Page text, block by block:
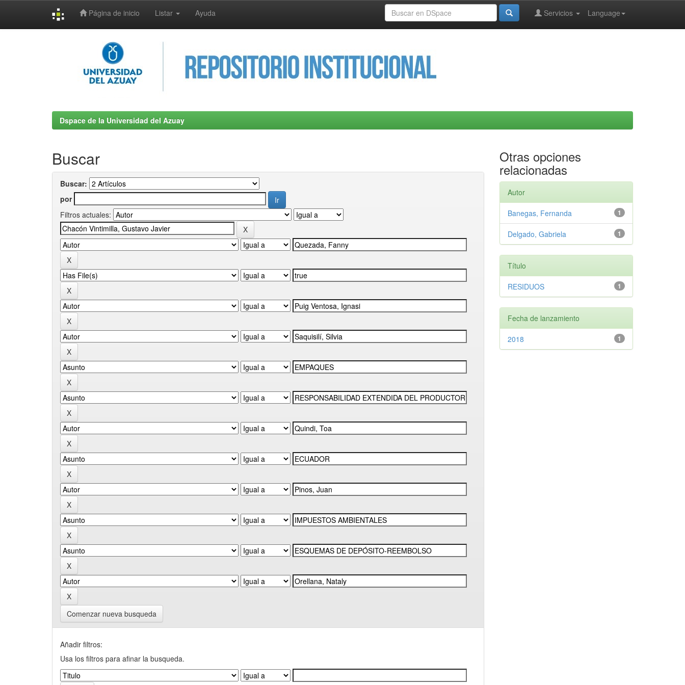
Página de inicio Listar Ayuda Language
Servicios
Dspace de la Universidad del Azuay
Buscar
Buscar:
por
Filtros actuales:
Comenzar nueva busqueda
Añadir filtros:
Usa los filtros para afinar la busqueda.
Otras opciones
relacionadas
Autor
1
Banegas, Fernanda
1
Delgado, Gabriela
Título
1
RESIDUOS
Fecha de lanzamiento
1
2018